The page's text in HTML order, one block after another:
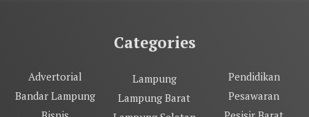
Categories
Advertorial
Bandar Lampung
Lampung
Lampung Barat
Pendidikan
Pesawaran